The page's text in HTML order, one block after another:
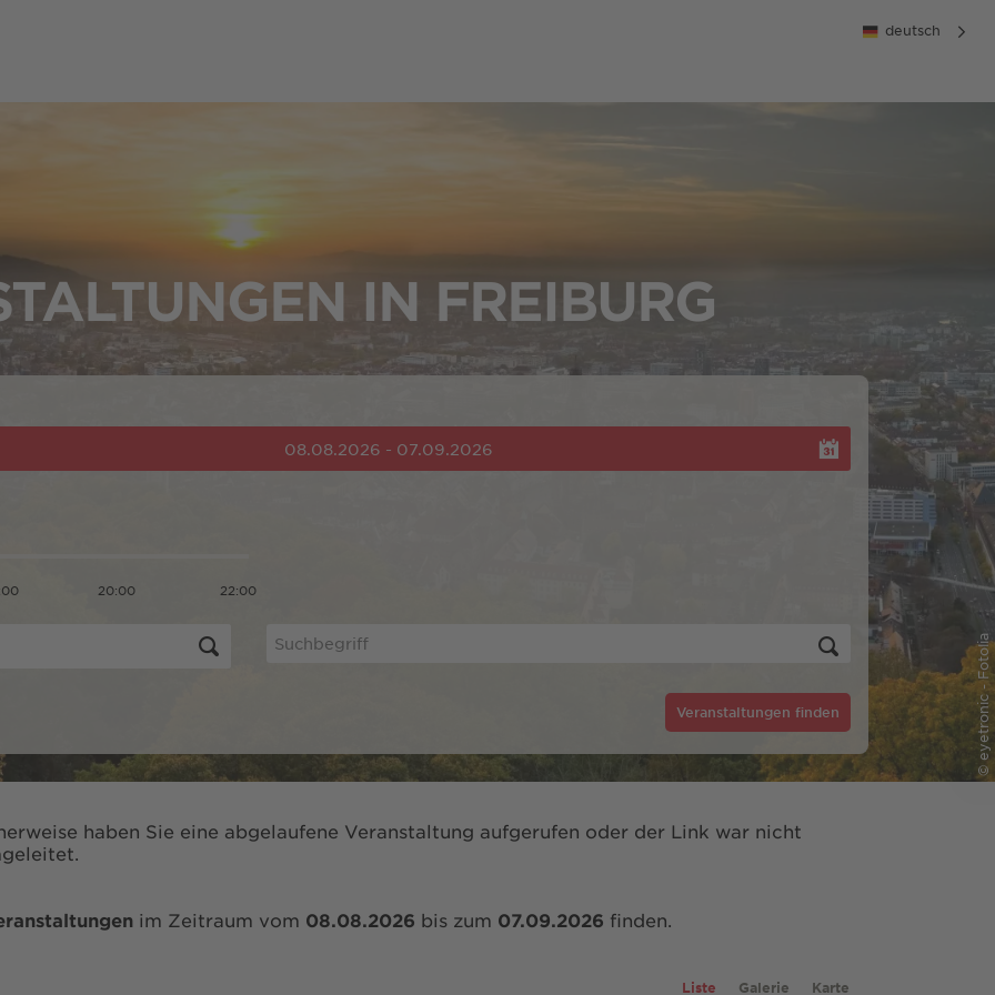
deutsch
© eyetronic - Fotolia
IN FREIBURG
08.08.2026 - 07.09.2026
20:00 22:00
Veranstaltungen finden
haben Sie eine abgelaufene Veranstaltung aufgerufen oder der Link war nicht
im Zeitraum vom 08.08.2026 bis zum 07.09.2026 finden.
Liste Galerie Karte